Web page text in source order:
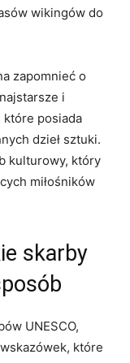
wikingów do​
zapomnieć o
i⁣
‌które posiada⁢
dzieł sztuki.
kulturowy, który
miłośników
skarby
UNESCO,
‌które